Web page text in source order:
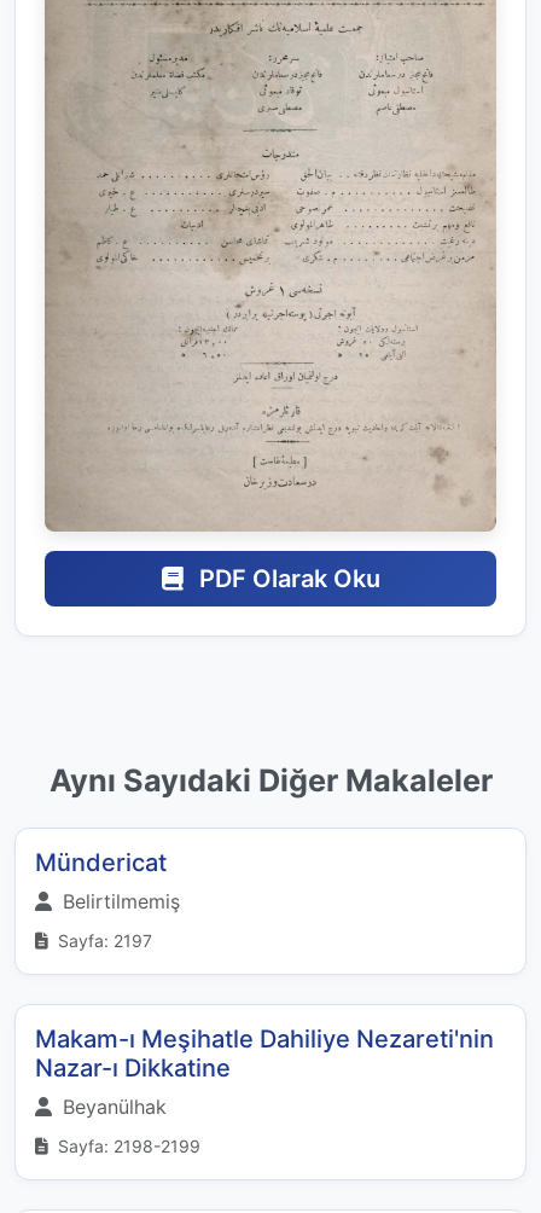
PDF Olarak Oku
Aynı Sayıdaki Diğer Makaleler
Mündericat
Belirtilmemiş
Sayfa: 2197
Makam-ı Meşihatle Dahiliye Nezareti'nin
Nazar-ı Dikkatine
Beyanülhak
Sayfa: 2198-2199